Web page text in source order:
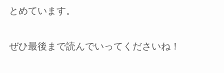
とめています。
ぜひ最後まで読んでいってくださいね！